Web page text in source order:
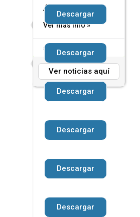
Agua de Dios
Ver más info »
abril 22, 2026
Ver noticias aquí
Descargar
Descargar
Descargar
Descargar
Descargar
Descargar